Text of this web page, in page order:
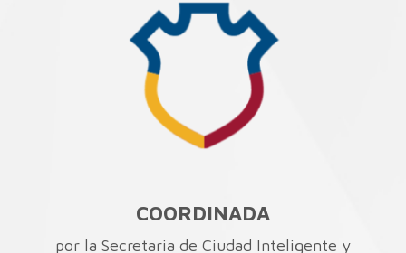
COORDINADA
por la Secretaria de Ciudad Inteligente y